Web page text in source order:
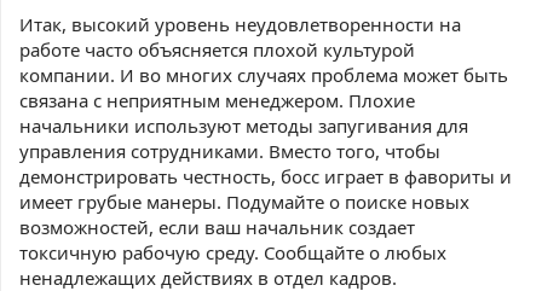
Итак, высокий уровень неудовлетворенности на
работе часто объясняется плохой культурой
компании. И во многих случаях проблема может быть
связана с неприятным менеджером. Плохие
начальники используют методы запугивания для
управления сотрудниками. Вместо того, чтобы
демонстрировать честность, босс играет в фавориты и
имеет грубые манеры. Подумайте о поиске новых
возможностей, если ваш начальник создает
токсичную рабочую среду. Сообщайте о любых
ненадлежащих действиях в отдел кадров.